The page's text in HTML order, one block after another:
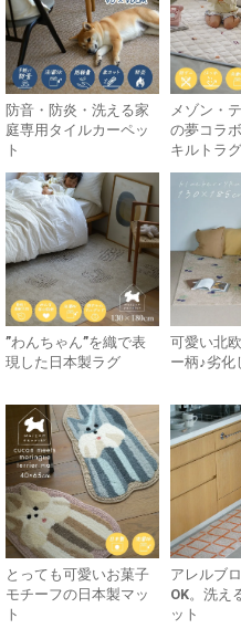
防音・防炎・洗える家
庭専用タイルカーペッ
ト
メゾン・
の夢コラ
キルトラグ
”わんちゃん”を織で表
現した日本製ラグ
可愛い北
ー柄♪劣化
とっても可愛いお菓子
モチーフの日本製マッ
ト
アレルブ
OK。洗え
ット